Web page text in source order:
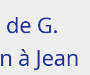
G.
à Jean